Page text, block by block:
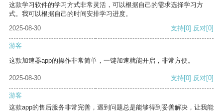
这款学习软件的学习方式非常灵活，可以根据自己的需求选择学习方
式。我可以根据自己的时间安排学习进度。
2025-08-30
支持[0] 反对[0]
游客
这款加速器app的操作非常简单，一键加速就能开启，非常方便。
2025-08-30 支持[0] 反对[0]
游客
这款app的售后服务非常完善，遇到问题总是能够得到妥善解决，让我能